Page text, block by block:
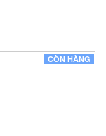
CÒN HÀNG